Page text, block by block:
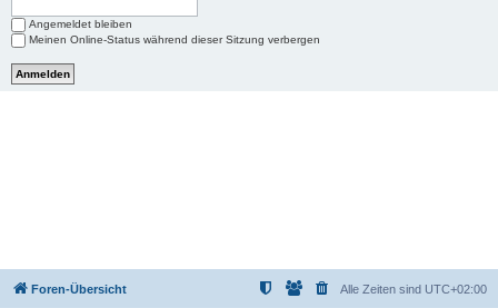
Angemeldet bleiben
Meinen Online-Status während dieser Sitzung verbergen
Foren-Übersicht Alle Zeiten sind UTC+02:00